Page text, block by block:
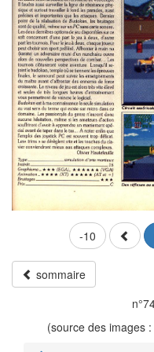
-10
sommaire
(source des images